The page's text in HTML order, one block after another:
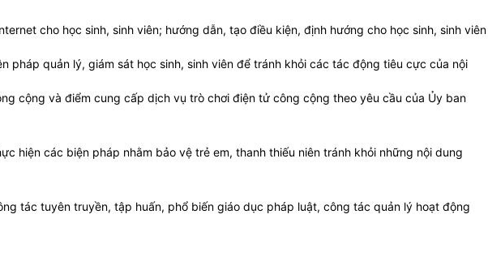
cho học sinh, sinh viên; hướng dẫn, tạo điều kiện, định hướng cho học sinh, sinh viên
quản lý, giám sát học sinh, sinh viên để tránh khỏi các tác động tiêu cực của nội
cộng và điểm cung cấp dịch vụ trò chơi điện tử công cộng theo yêu cầu của Ủy ban
hiện các biện pháp nhằm bảo vệ trẻ em, thanh thiếu niên tránh khỏi những nội dung
tác tuyên truyền, tập huấn, phổ biến giáo dục pháp luật, công tác quản lý hoạt động